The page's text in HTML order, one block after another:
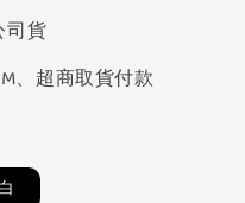
司貨
、超商取貨付款